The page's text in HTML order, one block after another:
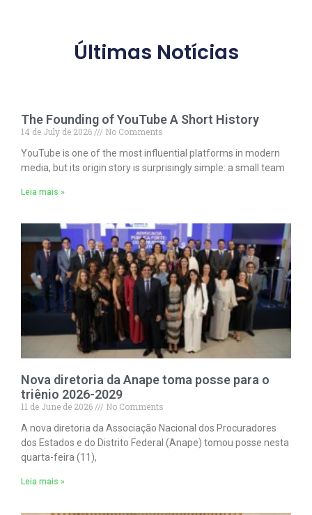
Últimas Notícias
The Founding of YouTube A Short History
14 de July de 2026
No Comments
YouTube is one of the most influential platforms in modern
media, but its origin story is surprisingly simple: a small team
Leia mais »
Nova diretoria da Anape toma posse para o
triênio 2026-2029
11 de June de 2026
No Comments
A nova diretoria da Associação Nacional dos Procuradores
dos Estados e do Distrito Federal (Anape) tomou posse nesta
quarta-feira (11),
Leia mais »